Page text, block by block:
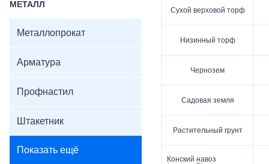
МЕТАЛЛ
Металлопрокат
Арматура
Профнастил
Штакетник
Показать ещё
Сухой верховой торф
Низинный торф
Чернозем
Садовая земля
Растительный грунт
Конский навоз